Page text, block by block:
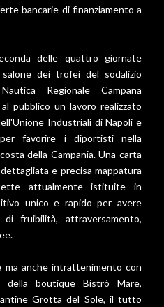
bancarie di finanziamento a
delle quattro giornate
dei trofei del sodalizio
Regionale Campana
pubblico un lavoro realizzato
Industriali di Napoli e
favorire i diportisti nella
della Campania. Una carta
e precisa mappatura
attualmente istituite in
unico e rapido per avere
fruibilità, attraversamento,
ma anche intrattenimento con
della boutique Bistrò Mare,
Grotta del Sole, il tutto